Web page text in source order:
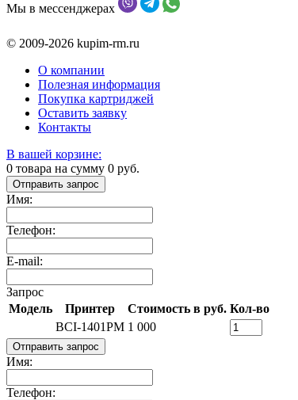
Мы в мессенджерах
© 2009-2026 kupim-rm.ru
О компании
Полезная информация
Покупка картриджей
Оставить заявку
Контакты
В вашей корзине:
0 товара на сумму 0 руб.
Отправить запрос
Имя:
Телефон:
E-mail:
Запрос
Модель
Принтер Стоимость в руб. Кол-во
BCI-1401PM 1 000
Отправить запрос
Имя:
Телефон: